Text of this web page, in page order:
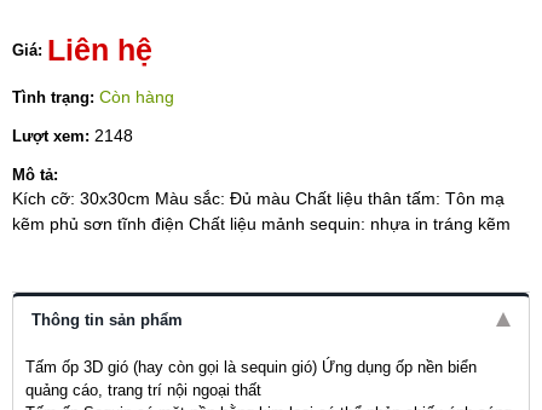
Giá: Liên hệ
Tình trạng: Còn hàng
Lượt xem: 2148
Mô tả:
Kích cỡ: 30x30cm Màu sắc: Đủ màu Chất liệu thân tấm: Tôn mạ
kẽm phủ sơn tĩnh điện Chất liệu mảnh sequin: nhựa in tráng kẽm
Thông tin sản phẩm
Tấm ốp 3D gió (hay còn gọi là sequin gió) Ứng dụng ốp nền biển
quảng cáo, trang trí nội ngoại thất